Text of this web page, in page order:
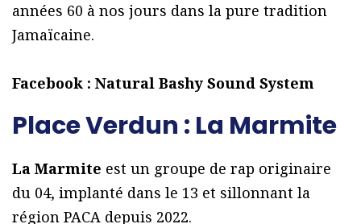
années 60 à nos jours dans la pure tradition
Jamaïcaine.
Facebook : Natural Bashy Sound System
Place Verdun : La Marmite
La Marmite est un groupe de rap originaire
du 04, implanté dans le 13 et sillonnant la
région PACA depuis 2022.